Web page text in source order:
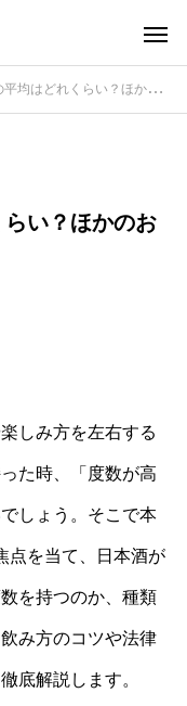
くらい？ほかのお酒との違いもわかる
い？ほかのお
しみ方を左右する
た時、「度数が高
しょう。そこで本
点を当て、日本酒が
を持つのか、種類
み方のコツや法律
底解説します。